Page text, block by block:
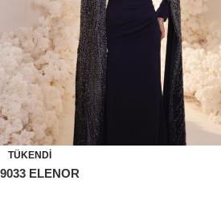
TÜKENDI
9033 ELENOR